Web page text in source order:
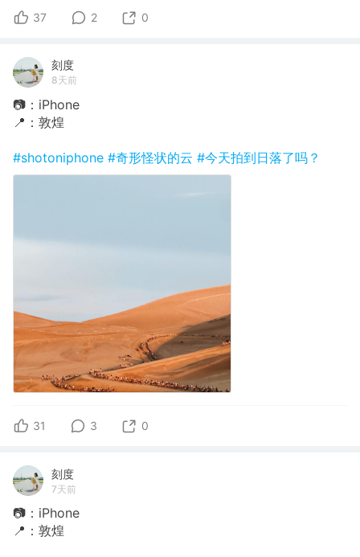
37 2 0
刻度
8天前
📷：iPhone
📍：敦煌
#shotoniphone #奇形怪状的云 #今天拍到日落了吗？
31 3 0
刻度
7天前
📷：iPhone
📍：敦煌